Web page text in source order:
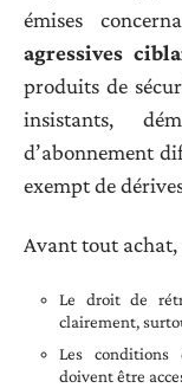
émises
agressives
produits de
insistants,
d’abonnement
exempt de
Avant tout
Le droit de
clairement,
Les conditions
doivent être